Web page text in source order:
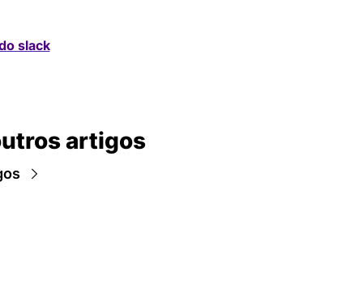
slack
artigos